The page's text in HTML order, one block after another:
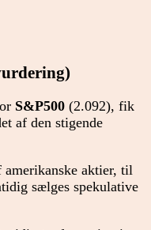
S&P500 (2.092), fik
af den stigende
amerikanske aktier, til
sælges spekulative